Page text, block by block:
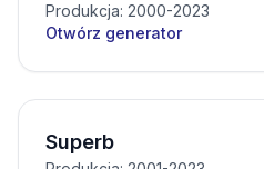
Produkcja: 2000-2023
Otwórz generator
Superb